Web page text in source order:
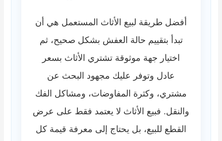
أفضل طريقة لبيع الأثاث المستعمل هي أن
تبدأ بتقييم حالة العفش بشكل صحيح، ثم
اختيار جهة موثوقة تشتري الأثاث بسعر
عادل وتوفر عليك مجهود البحث عن
مشتري، وكثرة المفاوضات، ومشاكل الفك
والنقل. فبيع الأثاث لا يعتمد فقط على عرض
القطع للبيع، بل يحتاج إلى معرفة قيمة كل